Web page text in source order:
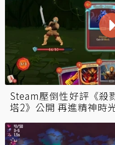
Steam壓倒性好評《殺
塔2》公開 再進精神時